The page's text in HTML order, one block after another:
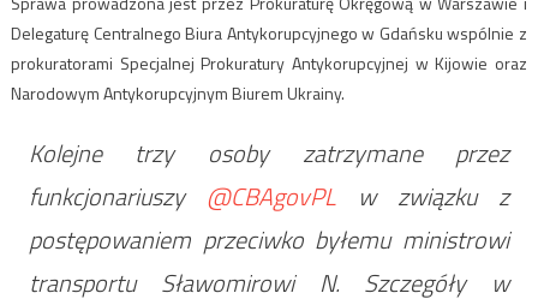
Delegaturę Centralnego Biura Antykorupcyjnego w Gdańsku wspólnie z
prokuratorami Specjalnej Prokuratury Antykorupcyjnej w Kijowie oraz
Narodowym Antykorupcyjnym Biurem Ukrainy.
Kolejne trzy osoby zatrzymane przez
funkcjonariuszy @CBAgovPLw związku z
postępowaniem przeciwko byłemu ministrowi
transportu Sławomirowi N. Szczegóły w